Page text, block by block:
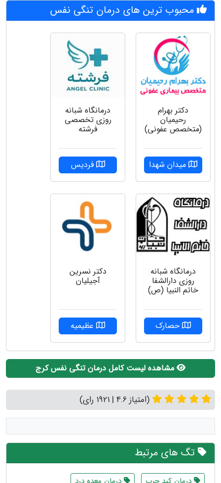
محبوب ترین های درمان تنگی نفس
دکتر بهرام
رحیمیان
(متخصص عفونی)
میدان شهدا
درمانگاه شبانه
روزی تخصصی
فرشته
فردیس
درمانگاه شبانه
روزی دارالشفا
خاتم النبیا (ص)
حصارک
دکتر نسرین
آجیلیان
عظیمیه
مشاهده لیست کامل درمان تنگی نفس کرج
(امتیاز 4.6 | 1921 رای)
تگ های مرتبط